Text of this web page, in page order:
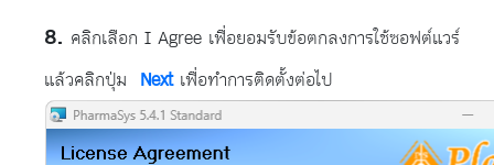
คลิกเลือก I Agree เพื่อยอมรับข้อตกลงการใช้ซอฟต์แวร์
แล้วคลิกปุ่ม Nextเพื่อทำการติดตั้งต่อไป